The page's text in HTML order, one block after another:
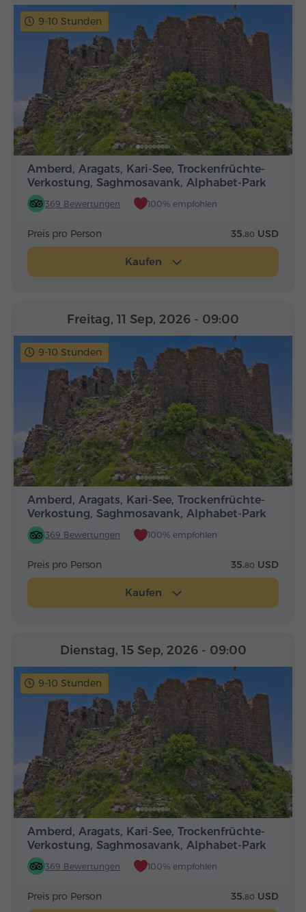
9-10 Stunden
Amberd, Aragats, Kari-See, Trockenfrüchte-
Verkostung, Saghmosavank, Alphabet-Park
369 Bewertungen 100% empfohlen
Preis pro Person 35.80 USD
Kaufen
9-10 Stunden
Amberd, Aragats, Kari-See, Trockenfrüchte-
Verkostung, Saghmosavank, Alphabet-Park
369 Bewertungen 100% empfohlen
Freitag, 11 Sep, 2026 - 09:00
Preis pro Person 35.80 USD
Kaufen
9-10 Stunden
Amberd, Aragats, Kari-See, Trockenfrüchte-
Verkostung, Saghmosavank, Alphabet-Park
369 Bewertungen 100% empfohlen
Dienstag, 15 Sep, 2026 - 09:00
Preis pro Person 35.80 USD